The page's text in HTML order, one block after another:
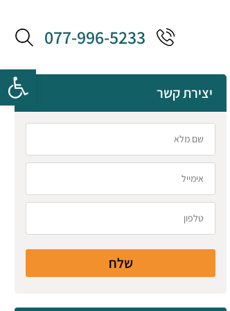
077-996-5233
יצירת קשר
שלח